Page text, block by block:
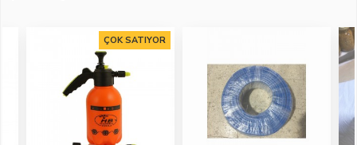
ÇOK SATIYOR